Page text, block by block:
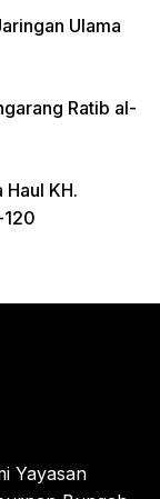
Ulama
Ratib al-
KH.
Yayasan